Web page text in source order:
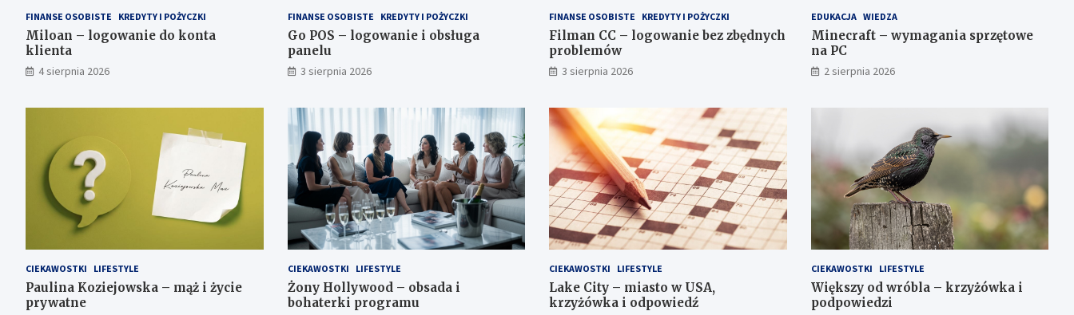
FINANSE OSOBISTE KREDYTY I POŻYCZKI
Miloan – logowanie do konta
klienta
4 sierpnia 2026
FINANSE OSOBISTE KREDYTY I POŻYCZKI
Go POS – logowanie i obsługa
panelu
3 sierpnia 2026
FINANSE OSOBISTE KREDYTY I POŻYCZKI
Filman CC – logowanie bez zbędnych
problemów
3 sierpnia 2026
EDUKACJA WIEDZA
Minecraft – wymagania sprzętowe
na PC
2 sierpnia 2026
CIEKAWOSTKI LIFESTYLE
Paulina Koziejowska – mąż i życie
prywatne
CIEKAWOSTKI LIFESTYLE
Żony Hollywood – obsada i
bohaterki programu
CIEKAWOSTKI LIFESTYLE
Lake City – miasto w USA,
krzyżówka i odpowiedź
CIEKAWOSTKI LIFESTYLE
Większy od wróbla – krzyżówka i
podpowiedzi